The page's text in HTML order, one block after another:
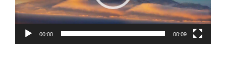
ー
ヤ
ー
00:00 00:09